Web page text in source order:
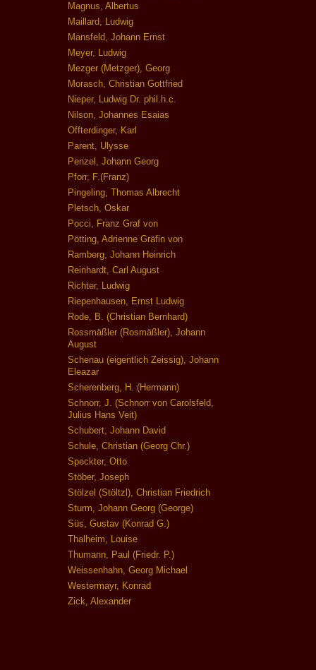
Magnus, Albertus
Maillard, Ludwig
Mansfeld, Johann Ernst
Meyer, Ludwig
Mezger (Metzger), Georg
Morasch, Christian Gottfried
Nieper, Ludwig Dr. phil.h.c.
Nilson, Johannes Esaias
Offterdinger, Karl
Parent, Ulysse
Penzel, Johann Georg
Pforr, F.(Franz)
Pingeling, Thomas Albrecht
Pletsch, Oskar
Pocci, Franz Graf von
Pötting, Adrienne Gräfin von
Ramberg, Johann Heinrich
Reinhardt, Carl August
Richter, Ludwig
Riepenhausen, Ernst Ludwig
Rode, B. (Christian Bernhard)
Rossmäßler (Rosmäßler), Johann
August
Schenau (eigentlich Zeissig), Johann
Eleazar
Scherenberg, H. (Hermann)
Schnorr, J. (Schnorr von Carolsfeld,
Julius Hans Veit)
Schubert, Johann David
Schule, Christian (Georg Chr.)
Speckter, Otto
Stöber, Joseph
Stölzel (Stöltzl), Christian Friedrich
Sturm, Johann Georg (George)
Süs, Gustav (Konrad G.)
Thalheim, Louise
Thumann, Paul (Friedr. P.)
Weissenhahn, Georg Michael
Westermayr, Konrad
Zick, Alexander